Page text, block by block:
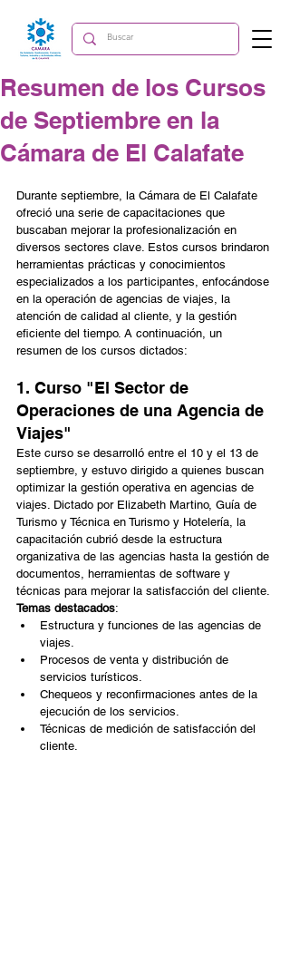
Resumen de los Cursos
de Septiembre en la
Cámara de El Calafate
Durante septiembre, la Cámara de El Calafate
ofreció una serie de capacitaciones que
buscaban mejorar la profesionalización en
diversos sectores clave. Estos cursos brindaron
herramientas prácticas y conocimientos
especializados a los participantes, enfocándose
en la operación de agencias de viajes, la
atención de calidad al cliente, y la gestión
eficiente del tiempo. A continuación, un
resumen de los cursos dictados:
1. Curso "El Sector de
Operaciones de una Agencia de
Viajes"
Este curso se desarrolló entre el 10 y el 13 de
septiembre, y estuvo dirigido a quienes buscan
optimizar la gestión operativa en agencias de
viajes. Dictado por Elizabeth Martino, Guía de
Turismo y Técnica en Turismo y Hotelería, la
capacitación cubrió desde la estructura
organizativa de las agencias hasta la gestión de
documentos, herramientas de software y
técnicas para mejorar la satisfacción del cliente.
Temas destacados:
Estructura y funciones de las agencias de
viajes.
Procesos de venta y distribución de
servicios turísticos.
Chequeos y reconfirmaciones antes de la
ejecución de los servicios.
Técnicas de medición de satisfacción del
cliente.